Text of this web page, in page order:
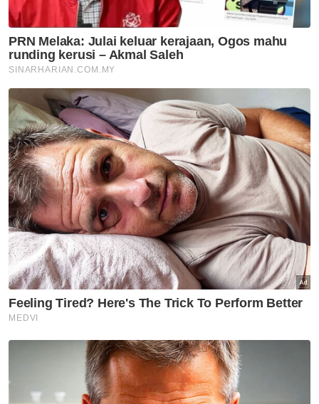
Tuanku Muhriz ingatkan Exco
Negeri Sembilan jujur, jangan
salah guna kuasa